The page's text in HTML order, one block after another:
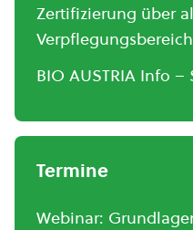
Zertifizierung über
BIO AUSTRIA Info
Termine
Webinar: